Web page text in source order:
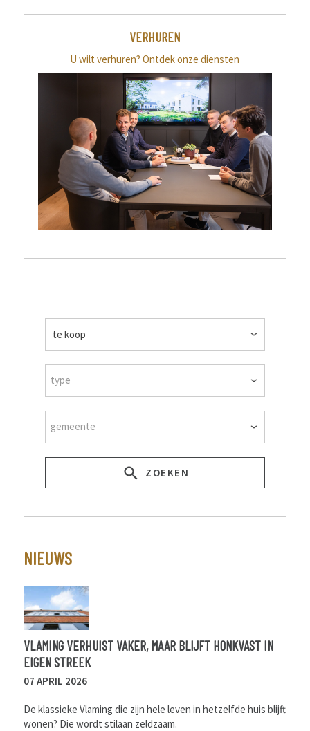
VERHUREN
U wilt verhuren? Ontdek onze diensten
type
gemeente
ZOEKEN
NIEUWS
VLAMING VERHUIST VAKER, MAAR BLIJFT HONKVAST IN
EIGEN STREEK
07 APRIL 2026
De klassieke Vlaming die zijn hele leven in hetzelfde huis blijft
wonen? Die wordt stilaan zeldzaam.